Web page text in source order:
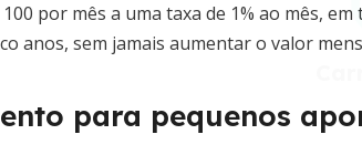
por mês a uma taxa de 1% ao mês,
anos, sem jamais aumentar o valor
para pequenos